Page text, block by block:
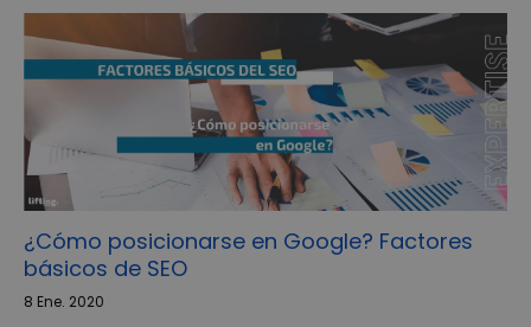
¿Cómo posicionarse en Google? Factores
básicos de SEO
8 Ene. 2020